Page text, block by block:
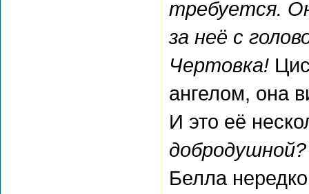
требуется.
за неё с
Чертовка!
ангелом, она
И это её
Белла